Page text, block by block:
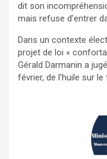
dit son
mais refuse d’entrer
Dans un contexte
projet de loi «
Gérald Darmanin a
février, de l’huile sur